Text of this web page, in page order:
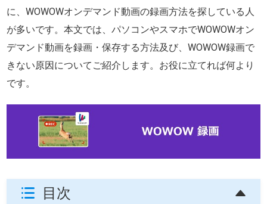
に、WOWOWオンデマンド動画の録画方法を探している人
が多いです。本文では、パソコンやスマホでWOWOWオン
デマンド動画を録画・保存する方法及び、WOWOW録画で
きない原因についてご紹介します。お役に立てれば何より
です。
目次